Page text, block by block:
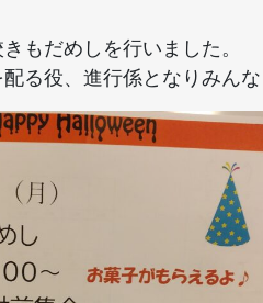
もだめしを行いました。
る役、進行係となりみんな